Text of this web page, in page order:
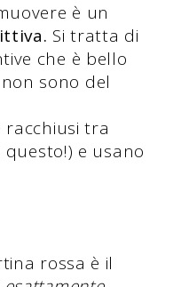
è un
Si tratta di
che è bello
sono del
racchiusi tra
questo!) e usano
rossa è il